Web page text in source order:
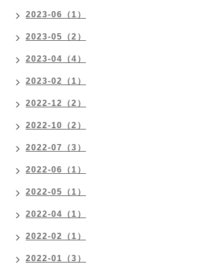
2023-06（1）
2023-05（2）
2023-04（4）
2023-02（1）
2022-12（2）
2022-10（2）
2022-07（3）
2022-06（1）
2022-05（1）
2022-04（1）
2022-02（1）
2022-01（3）